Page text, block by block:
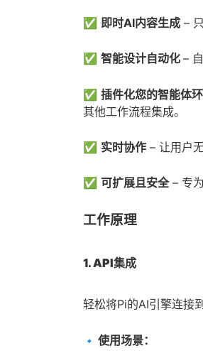
✅ 即时AI内容生成 –
✅ 智能设计自动化 –
✅ 插件化您的智能体
其他工作流程集成。
✅ 实时协作 – 让用户
✅ 可扩展且安全– 专
工作原理
1. API集成
轻松将Pi的AI引擎连接
🔹 使用场景：